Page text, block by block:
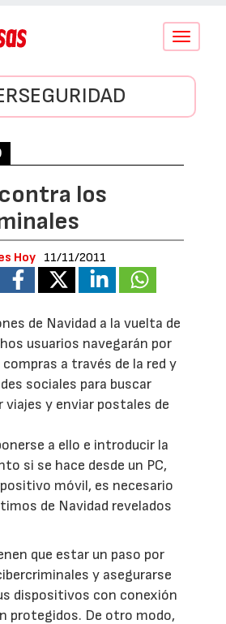
Conmutar
los
Hoy 11/11/2011
de Navidad a la vuelta de
usuarios navegarán por
a través de la red y
sociales para buscar
viajes y enviar postales de
a ello e introducir la
si se hace desde un PC,
móvil, es necesario
de Navidad revelados
que estar un paso por
y asegurarse
dispositivos con conexión
protegidos. De otro modo,